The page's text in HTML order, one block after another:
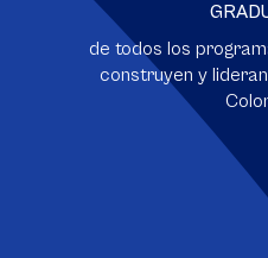
de todos los
construyen y